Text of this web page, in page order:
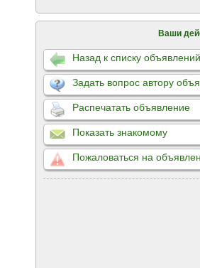
Ваши
Назад к списку объявлений
Задать вопрос автору
Распечатать объявление
Показать знакомому
Пожаловаться на